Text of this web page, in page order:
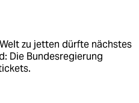
zu jetten dürfte nächstes
Die Bundesregierung